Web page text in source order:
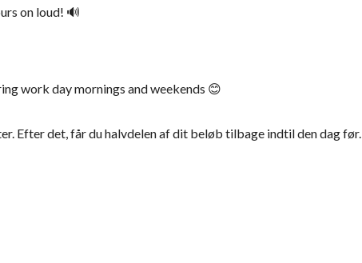
on loud! 🔊
work day mornings and weekends 😊
Efter det, får du halvdelen af dit beløb tilbage indtil den dag før.